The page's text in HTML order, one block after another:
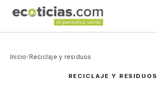
Inicio› Reciclaje y residuos
RECICLAJE Y RESIDUOS